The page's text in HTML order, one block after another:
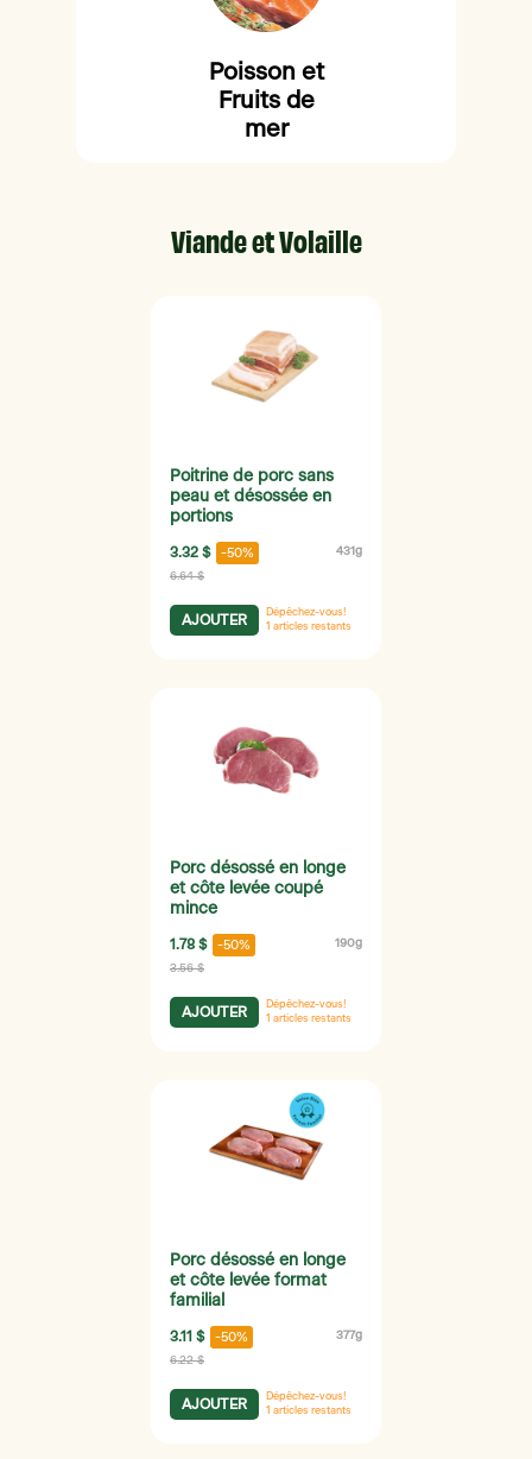
Poisson et
Fruits de
mer
Viande et Volaille
Poitrine de porc sans
peau et désossée en
portions
3.32 $ -50% 431g
6.64 $
AJOUTER
Dépêchez-vous!
1 articles restants
Porc désossé en longe
et côte levée coupé
mince
1.78 $ -50% 190g
3.56 $
AJOUTER
Dépêchez-vous!
1 articles restants
Porc désossé en longe
et côte levée format
familial
3.11 $ -50% 377g
6.22 $
AJOUTER
Dépêchez-vous!
1 articles restants